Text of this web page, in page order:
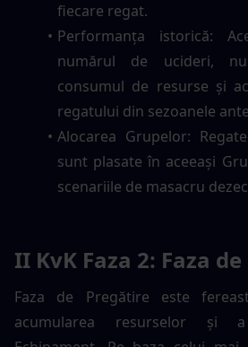
fiecare regat.
Performanța istorică:
numărul de ucideri,
consumul de resurse și
regatului din sezoanele
Alocarea Grupelor:
sunt plasate în aceeași
scenariile de masacru
II KvK Faza 2: Faza
Faza de Pregătire este
acumularea resurselor și